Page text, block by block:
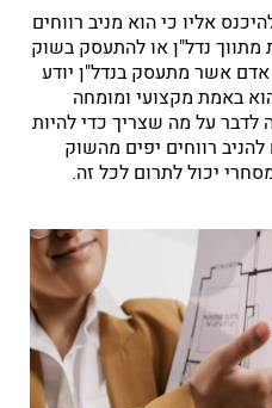
אליו כי הוא מניב רווחים
מתווך נדל"ן או להתעסק בשוק
אשר מתעסק בנדל"ן יודע
באמת מקצועי ומומחה
לדבר על מה שצריך כדי להיות
רווחים יפים מהשוק
יכול לתרום לכל זה.